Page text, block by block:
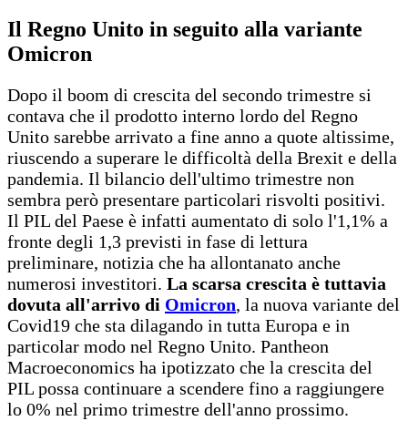
Il Regno Unito in seguito alla variante
Omicron
Dopo il boom di crescita del secondo trimestre si
contava che il prodotto interno lordo del Regno
Unito sarebbe arrivato a fine anno a quote altissime,
riuscendo a superare le difficoltà della Brexit e della
pandemia. Il bilancio dell'ultimo trimestre non
sembra però presentare particolari risvolti positivi.
Il PIL del Paese è infatti aumentato di solo l'1,1% a
fronte degli 1,3 previsti in fase di lettura
preliminare, notizia che ha allontanato anche
numerosi investitori. La scarsa crescita è tuttavia
dovuta all'arrivo di Omicron, la nuova variante del
Covid19 che sta dilagando in tutta Europa e in
particolar modo nel Regno Unito. Pantheon
Macroeconomics ha ipotizzato che la crescita del
PIL possa continuare a scendere fino a raggiungere
lo 0% nel primo trimestre dell'anno prossimo.